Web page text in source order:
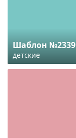
Шаблон №2339
детские